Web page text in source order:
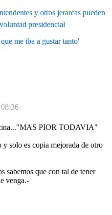
y otros jerarcas pueden
presidencial
me iba a gustar tanto'
PIOR TODAVIA"
y solo es copia mejorada de otro
sabemos que con tal de tener
venga.-